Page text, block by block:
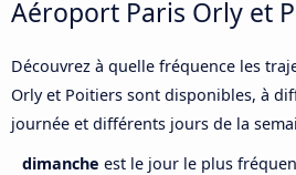
Aéroport Paris Orly et
Découvrez à quelle fréquence les
Orly et Poitiers sont disponibles, à
journée et différents jours de la
dimanche est le jour le plus